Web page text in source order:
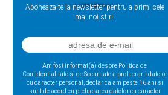
Aboneaza-te la newsletter pentru a primi cele
mai noi stiri!
Am fost informat(a) despre Politica de
Confidentialitate si de Securitate a prelucrarii datelor
cu caracter personal, declar ca am peste 16 ani si
sunt de acord cu prelucrarea datelor cu caracter